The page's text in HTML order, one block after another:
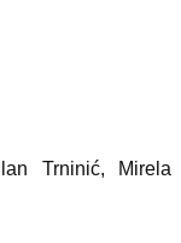
Trninić, Mirela